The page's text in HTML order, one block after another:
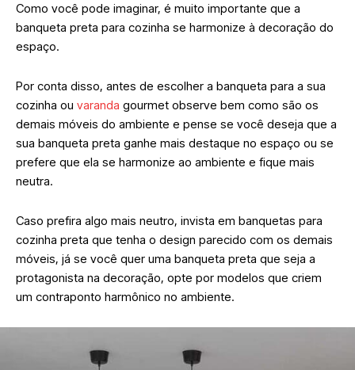
Como você pode imaginar, é muito importante que a
banqueta preta para cozinha se harmonize à decoração do
espaço.
Por conta disso, antes de escolher a banqueta para a sua
cozinha ou varanda gourmet observe bem como são os
demais móveis do ambiente e pense se você deseja que a
sua banqueta preta ganhe mais destaque no espaço ou se
prefere que ela se harmonize ao ambiente e fique mais
neutra.
Caso prefira algo mais neutro, invista em banquetas para
cozinha preta que tenha o design parecido com os demais
móveis, já se você quer uma banqueta preta que seja a
protagonista na decoração, opte por modelos que criem
um contraponto harmônico no ambiente.